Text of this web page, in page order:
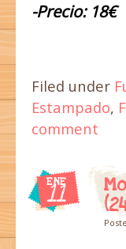
-Precio: 18€
Filed under
Estampado,
comment
ENE
11